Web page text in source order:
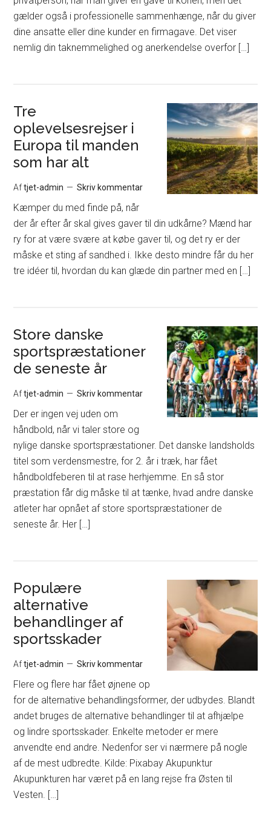
gælder også i professionelle sammenhænge, når du giver
dine ansatte eller dine kunder en firmagave. Det viser
nemlig din taknemmelighed og anerkendelse overfor […]
Tre
oplevelsesrejser i
Europa til manden
som har alt
Aftjet-admin Skriv kommentar
Kæmper du med finde på, når
der år efter år skal gives gaver til din udkårne? Mænd har
ry for at være svære at købe gaver til, og det ry er der
måske et sting af sandhed i. Ikke desto mindre får du her
tre idéer til, hvordan du kan glæde din partner med en […]
Store danske
sportspræstationer
de seneste år
Aftjet-admin Skriv kommentar
Der er ingen vej uden om
håndbold, når vi taler store og
nylige danske sportspræstationer. Det danske landsholds
titel som verdensmestre, for 2. år i træk, har fået
håndboldfeberen til at rase herhjemme. En så stor
præstation får dig måske til at tænke, hvad andre danske
atleter har opnået af store sportspræstationer de
seneste år. Her […]
Populære
alternative
behandlinger af
sportsskader
Aftjet-admin Skriv kommentar
Flere og flere har fået øjnene op
for de alternative behandlingsformer, der udbydes. Blandt
andet bruges de alternative behandlinger til at afhjælpe
og lindre sportsskader. Enkelte metoder er mere
anvendte end andre. Nedenfor ser vi nærmere på nogle
af de mest udbredte. Kilde: Pixabay Akupunktur
Akupunkturen har været på en lang rejse fra Østen til
Vesten. […]